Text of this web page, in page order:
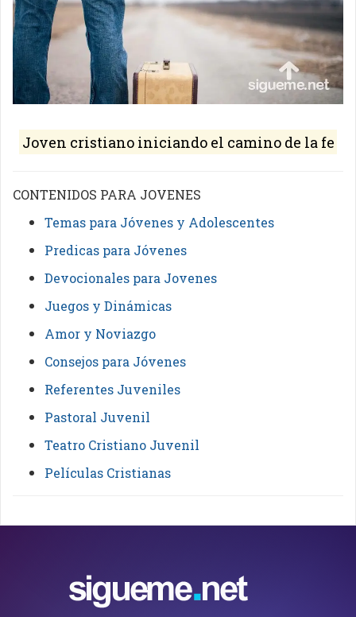
Joven cristiano iniciando el camino de la fe
CONTENIDOS PARA JOVENES
Temas para Jóvenes y Adolescentes
Predicas para Jóvenes
Devocionales para Jovenes
Juegos y Dinámicas
Amor y Noviazgo
Consejos para Jóvenes
Referentes Juveniles
Pastoral Juvenil
Teatro Cristiano Juvenil
Películas Cristianas